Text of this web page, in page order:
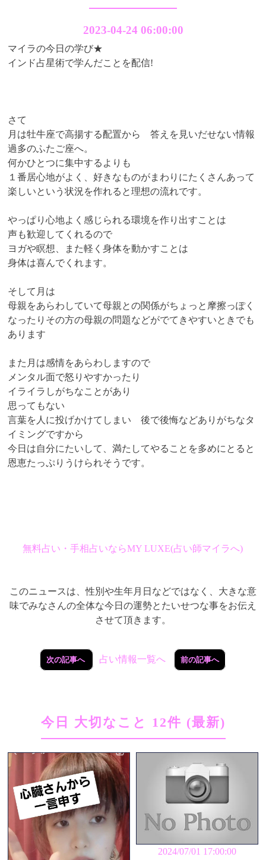
2023-04-24 06:00:00
マイラの今日の学び★
インド占星術で学んだことを配信!
さて
月は牡牛座で高揚する配置から 答えを見いだせない情報
過多のふたご座へ。
何かひとつに集中するよりも
１番居心地がよく、好きなものがまわりにたくさんあって
楽しいという状況を作れると理想の流れです。
やっぱり心地よく感じられる環境を作り出すことは
声も歓迎してくれるので
ヨガや瞑想、また軽く身体を動かすことは
身体は喜んでくれます。
そして月は
母親をあらわしていて母親との関係がちょっと摩擦っぽく
なったりその方の母親の問題などがでてきやすいときでも
あります
また月は感情をあらわしますので
メンタル面で怒りやすかったり
イライラしがちなことがあり
思ってもない
言葉を人に投げかけてしまい 後で後悔などありがちなタ
イミングですから
今日は自分にたいして、満たしてやることを多めにとると
恩恵たっぷりうけられそうです。
無料占い・手相占いならMY LUXE(占い師マイラへ)
このニュースは、性別や生年月日などではなく、大きな意
味でみなさんの全体な今日の運勢とたいせつな事をお伝え
させて頂きます。
次の記事へ 占い情報一覧へ 前の記事へ
今日 大切なこと 12件 (最新)
2024/07/01 17:00:00